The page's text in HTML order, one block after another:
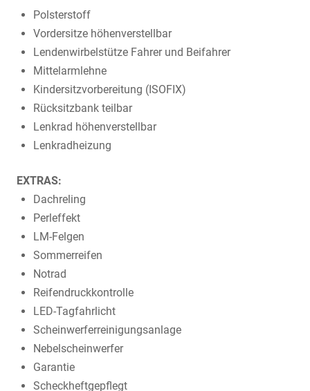
Polsterstoff
Vordersitze höhenverstellbar
Lendenwirbelstütze Fahrer und Beifahrer
Mittelarmlehne
Kindersitzvorbereitung (ISOFIX)
Rücksitzbank teilbar
Lenkrad höhenverstellbar
Lenkradheizung
EXTRAS:
Dachreling
Perleffekt
LM-Felgen
Sommerreifen
Notrad
Reifendruckkontrolle
LED-Tagfahrlicht
Scheinwerferreinigungsanlage
Nebelscheinwerfer
Garantie
Scheckheftgepflegt